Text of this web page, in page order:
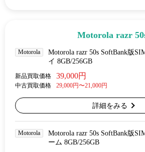
Motorola razr
Motorola
Motorola razr 50s SoftBank版
イ 8GB/256GB
新品買取価格 39,000円
中古買取価格 29,000円〜21,000円
詳細をみる
Motorola
Motorola razr 50s SoftBank版
ーム 8GB/256GB